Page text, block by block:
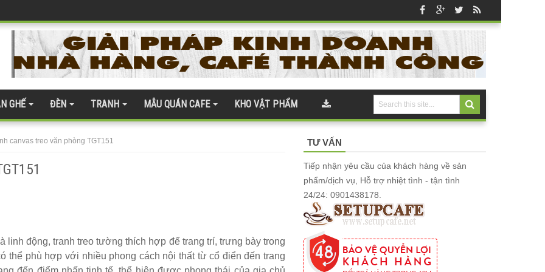
Bàn Ghế
đại
cafe
254
gỗ ash 247
thượng
GHẾ ĐÈN TRANH MẪU QUÁN CAFE KHO VẬT PHẨM
canvas treo văn phòng TGT151
linh động, tranh treo tường thích hợp để trang trí, trưng bày trong
thể phù hợp với nhiều phong cách nội thất từ cổ điển đến trang
TƯ VẤN
Tiếp nhận yêu cầu của khách hàng về sản
phẩm/dịch vụ, Hỗ trợ nhiệt tình - tận tình
24/24: 0901438178.